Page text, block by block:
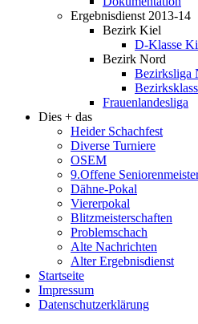
Ergebnisdienst 2013-14
Bezirk Kiel
D-Klasse
Bezirk Nord
Bezirksliga
Frauenlandesliga
Dies + das
Heider Schachfest
Diverse Turniere
OSEM
9.Offene
Dähne-Pokal
Viererpokal
Blitzmeisterschaften
Problemschach
Alte Nachrichten
Alter Ergebnisdienst
Startseite
Impressum
Datenschutzerklärung